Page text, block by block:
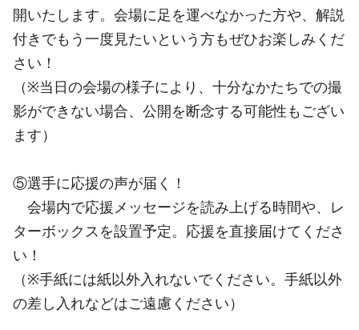
開いたします。会場に足を運べなかった方や、解説
付きでもう一度見たいという方もぜひお楽しみくだ
さい！
（※当日の会場の様子により、十分なかたちでの撮
影ができない場合、公開を断念する可能性もござい
ます）
⑤選手に応援の声が届く！
会場内で応援メッセージを読み上げる時間や、レ
ターボックスを設置予定。応援を直接届けてくださ
い！
（※手紙には紙以外入れないでください。手紙以外
の差し入れなどはご遠慮ください）